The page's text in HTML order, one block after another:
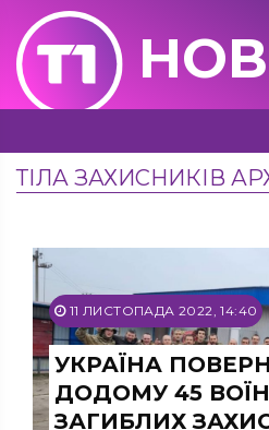
ТІЛА ЗАХИСНИКІВ
11 ЛИСТОПАДА 2022, 14:40
УКРАЇНА
ДОДОМУ 45
ЗАГИБЛИХ